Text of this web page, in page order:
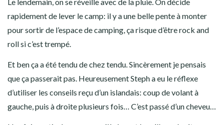
Petit plus: ils ont agrémenté la balade de petites choses à
chercher, comme des maisons de fées 😉
C’est ainsi que se termine cette journée, qui a été sous un soleil